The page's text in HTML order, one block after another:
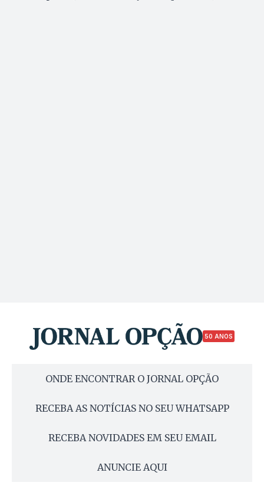
50 ANOS
ONDE ENCONTRAR O JORNAL OPÇÃO
RECEBA AS NOTÍCIAS NO SEU WHATSAPP
RECEBA NOVIDADES EM SEU EMAIL
ANUNCIE AQUI